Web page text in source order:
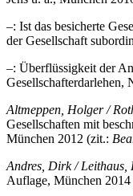
–: Ist das besicherte
der Gesellschaft
–: Überflüssigkeit der
Gesellschafterdarlehen,
Altmeppen, Holger /
Gesellschaften mit
München 2012 (zit.:
Andres, Dirk /
Auflage, München 2014